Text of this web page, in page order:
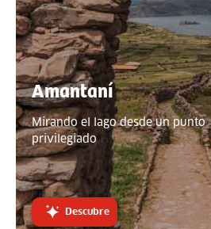
Amantaní
Mirando el lago desde un punto
privilegiado
Descubre